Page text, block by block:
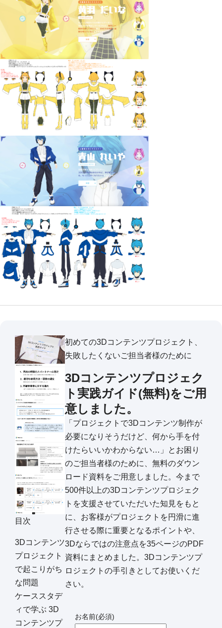
目次
3Dコンテンツ
プロジェクト
で起こりがち
な問題
ケーススタデ
ィで学ぶ 3D
コンテンツプ
初めての3Dコンテンツプロジェクト、
失敗したくないご担当者様のために
3Dコンテンツプロジェク
ト実践ガイド(無料)をご用
意しました。
「プロジェクトで3Dコンテンツ制作が
必要になりそうだけど、何から手を付
けたらいいかわからない…」とお困り
のご担当者様のために、無料のダウン
ロード資料をご用意しました。今まで
500件以上の3Dコンテンツプロジェク
トを支援させていただいた知見をもと
に、お客様がプロジェクトを円滑に進
行させる際に重要となるポイントや、
3Dならではの注意点を35ページのPDF
資料にまとめました。3Dコンテンツプ
ロジェクトの手引きとしてお使いくだ
さい。
お名前(必須)